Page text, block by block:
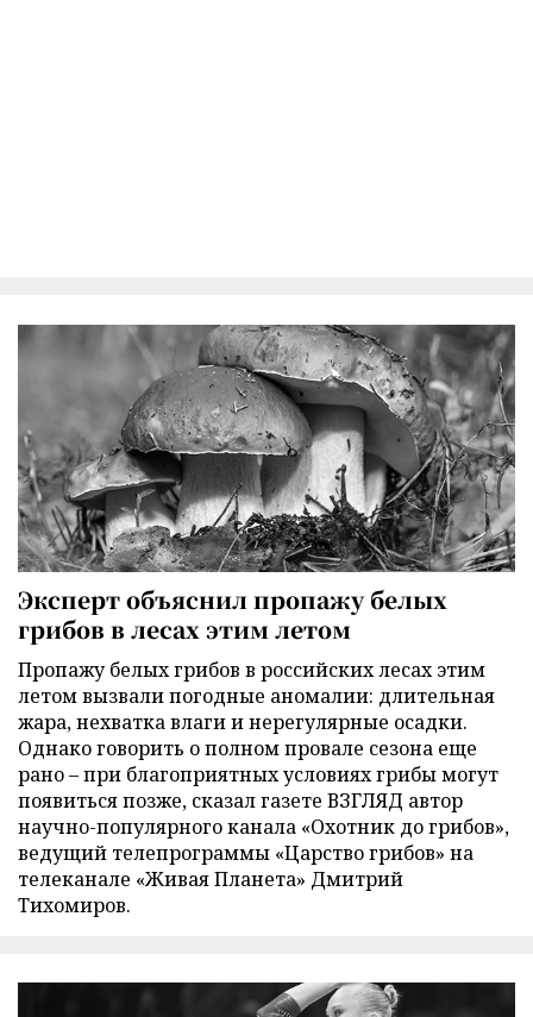
Эксперт объяснил пропажу белых
грибов в лесах этим летом
Пропажу белых грибов в российских лесах этим
летом вызвали погодные аномалии: длительная
жара, нехватка влаги и нерегулярные осадки.
Однако говорить о полном провале сезона еще
рано – при благоприятных условиях грибы могут
появиться позже, сказал газете ВЗГЛЯД автор
научно-популярного канала «Охотник до грибов»,
ведущий телепрограммы «Царство грибов» на
телеканале «Живая Планета» Дмитрий
Тихомиров.